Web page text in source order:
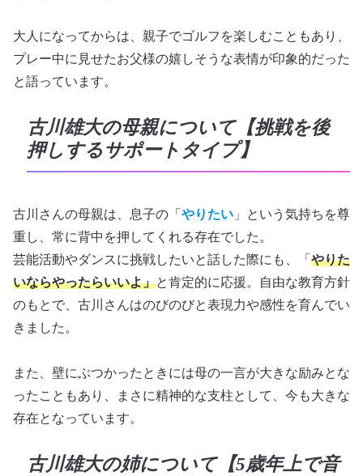
大人になってからは、親子でゴルフを楽しむこともあり、
プレー中に見せたお父様の嬉しそうな表情が印象的だった
と語っています。
古川雄大の母親について【挑戦を後
押しするサポートタイプ】
古川さんの母親は、息子の「 やりたい 」という気持ちを尊
重し、常に背中を押してくれる存在でした。
芸能活動やダンスに挑戦したいと話した際にも、「 やりた
いならやったらいいよ」と肯定的に応援。自由な教育方針
のもとで、古川さんはのびのびと表現力や感性を育んでい
きました。
また、壁にぶつかったときには母の一言が大きな励みとな
ったこともあり、まさに精神的な支柱として、今も大きな
存在となっています。
古川雄大の姉について【5歳年上で音